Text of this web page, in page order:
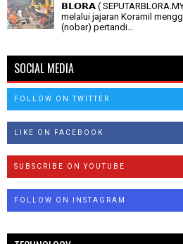
𝗕𝗟𝗢𝗥𝗔 (
melalui jajaran Koramil
(nobar) pertandi...
SOCIAL MEDIA
FOLLOW ON TWITTER
LIKE ON FACEBOOK
SUBSCRIBE ON YOUTUBE
FOLLOW ON INSTAGRAM